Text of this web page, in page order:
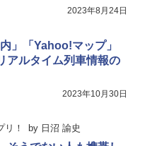
2023年8月24日
」「Yahoo!マップ」
アルタイム列車情報の
2023年10月30日
リ！ by 日沼 諭史